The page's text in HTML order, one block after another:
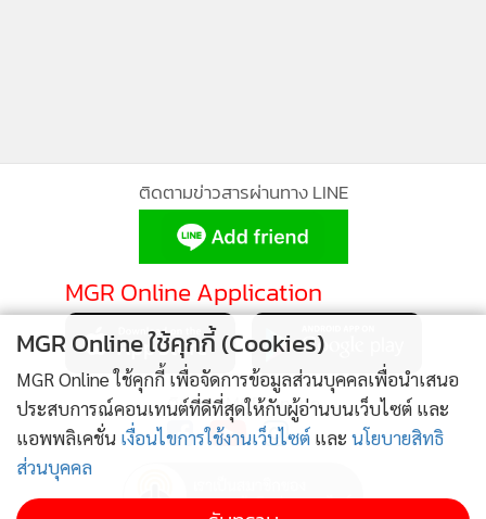
www.truevirtualworld.com
ต่อด้วยเลือกประเภทบัญชีผู้ใช้งาน ซึ่งมีทั้งในรูปแบบสถานศึกษา
(Official Account) หรือส่วนตัว (Personal) โดยในรูปแบบบัญชี
สถานศึกษานั้น หน่วยงานจะต้องส่งเอกสารประกอบสำหรับการ
ลงทะเบียน เพื่อสร้างพื้นที่ใช้งาน ทั้งนี้ ก็เพื่อให้บัญชีของสถาบัน
นั้น ได้รับการรับรองอย่างเป็นทางการ สร้างความมั่นใจให้กับผู้ใช้
งานเอง ซึ่งเมื่อลงทะเบียนเสร็จแล้ว ก็สามารถเชิญทีมงานเข้าร่วม
แล้วเริ่มใช้งาน VLEARN กันได้เลย
ติดตามข่าวสารผ่านทาง LINE
MGR Online Application
ติดตาม MGR Online
MGR Online ใช้คุกกี้ (Cookies)
MGR Online ใช้คุกกี้ เพื่อจัดการข้อมูลส่วนบุคคลเพื่อนำเสนอ
ประสบการณ์คอนเทนต์ที่ดีที่สุดให้กับผู้อ่านบนเว็บไซต์ และ
แอพพลิเคชั่น เงื่อนไขการใช้งานเว็บไซต์ และ นโยบายสิทธิ
ส่วนบุคคล